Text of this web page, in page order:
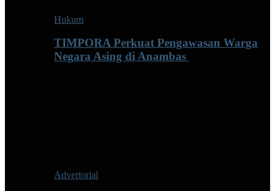
Hukum
TIMPORA Perkuat Pengawasan Warga
Negara Asing di Anambas ‎
Advertorial